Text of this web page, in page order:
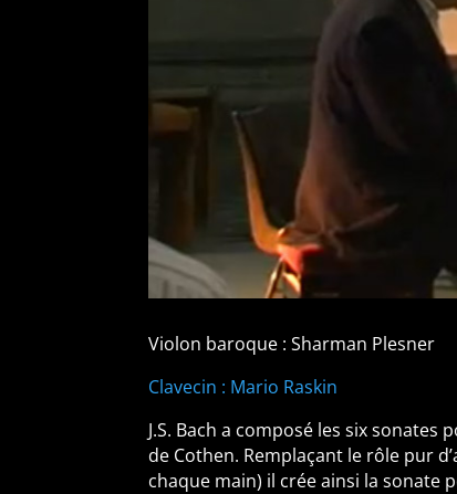
Violon baroque : Sharman Plesner
Clavecin : Mario Raskin
J.S. Bach a composé les six
de Cothen. Remplaçant le rôle pur
chaque main) il crée ainsi la sonate